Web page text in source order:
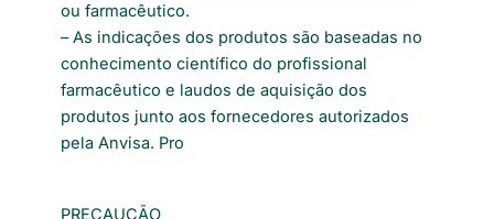
ou farmacêutico.
– As indicações dos produtos são baseadas no
conhecimento científico do profissional
farmacêutico e laudos de aquisição dos
produtos junto aos fornecedores autorizados
pela Anvisa. Pro
PRECAUÇÃO